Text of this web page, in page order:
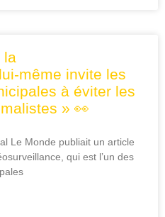
la
même invite les
à éviter les
» 👀
Le Monde publiait un article
qui est l’un des